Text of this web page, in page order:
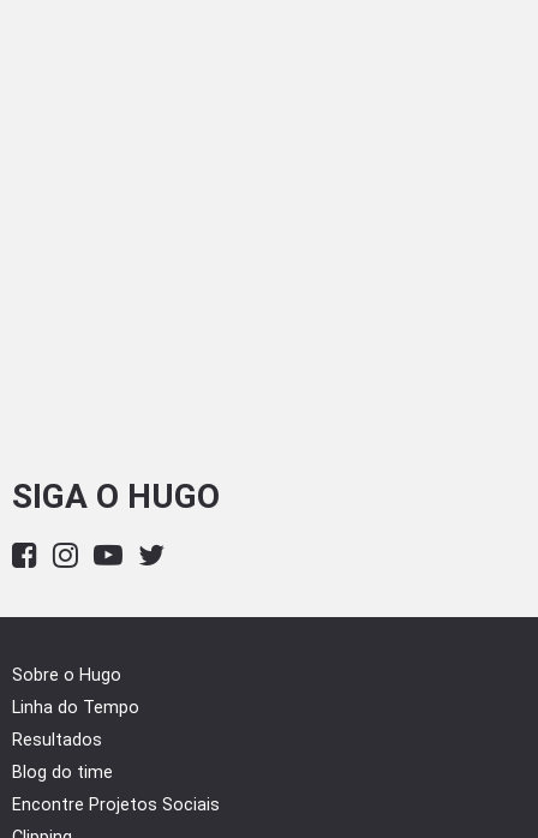
SIGA O HUGO
Sobre o Hugo
Linha do Tempo
Resultados
Blog do time
Encontre Projetos Sociais